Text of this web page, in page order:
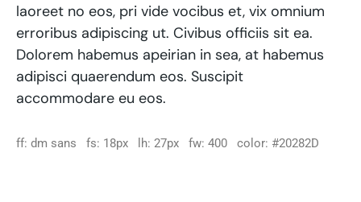
laoreet no eos, pri vide vocibus et, vix omnium
erroribus adipiscing ut. Civibus officiis sit ea.
Dolorem habemus apeirian in sea, at habemus
adipisci quaerendum eos. Suscipit
accommodare eu eos.
ff: dm sans fs: 18px lh: 27px fw: 400 color: #20282D